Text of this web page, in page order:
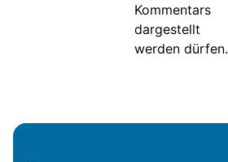
Kommentars
dargestellt
werden dürfen.